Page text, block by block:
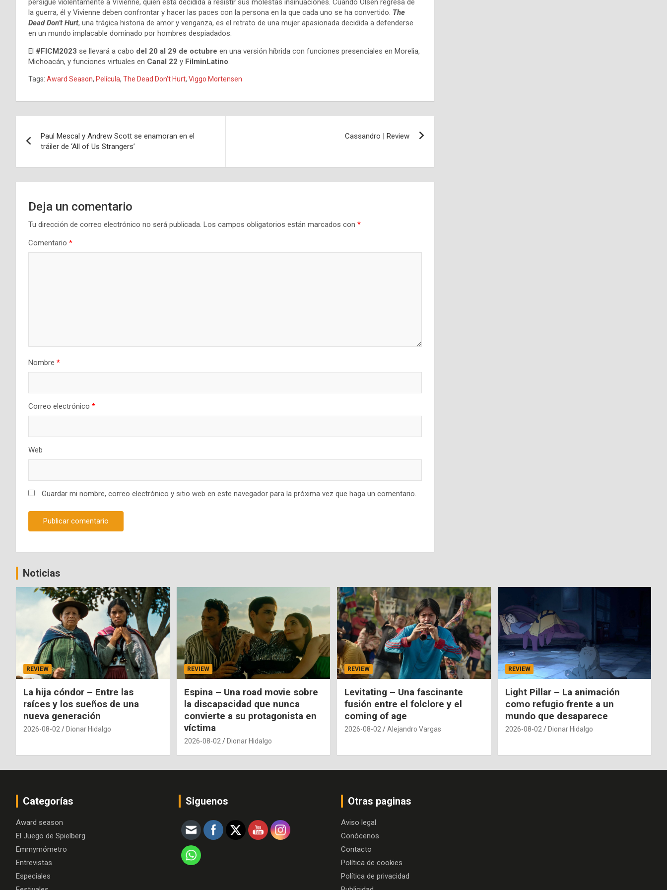
la guerra, él y Vivienne deben confrontar y hacer las paces con la persona en la que cada uno se ha convertido. The
Dead Don’t Hurt, una trágica historia de amor y venganza, es el retrato de una mujer apasionada decidida a defenderse
en un mundo implacable dominado por hombres despiadados.
El #FICM2023 se llevará a cabo del 20 al 29 de octubre en una versión híbrida con funciones presenciales en Morelia,
Michoacán, y funciones virtuales en Canal 22 y FilminLatino
Tags: Award Season, Película, The Dead Don't Hurt, Viggo Mortensen
de
entradas
Paul Mescal y Andrew Scott se enamoran en el
tráiler de ‘All of Us Strangers’
Cassandro | Review
Deja un comentario
Tu dirección de correo electrónico no será publicada. Los campos obligatorios están marcados con *
Comentario *
Nombre *
Correo electrónico *
Web
Guardar mi nombre, correo electrónico y sitio web en este navegador para la próxima vez que haga un comentario.
Noticias
REVIEW
La hija cóndor – Entre las
raíces y los sueños de una
nueva generación
2026-08-02 Dionar Hidalgo
REVIEW
Espina – Una road movie sobre
la discapacidad que nunca
convierte a su protagonista en
víctima
2026-08-02 Dionar Hidalgo
REVIEW
Levitating – Una fascinante
fusión entre el folclore y el
coming of age
2026-08-02 Alejandro Vargas
REVIEW
Light Pillar – La animación
como refugio frente a un
mundo que desaparece
2026-08-02 Dionar Hidalgo
Categorías
Award season
El Juego de Spielberg
Emmymómetro
Entrevistas
Especiales
Siguenos Otras paginas
Aviso legal
Conócenos
Contacto
Política de cookies
Política de privacidad